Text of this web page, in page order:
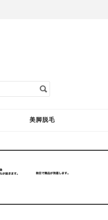
美脚脱毛